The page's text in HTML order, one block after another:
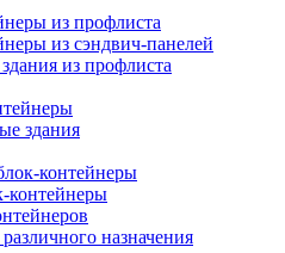
из профлиста
из сэндвич-панелей
из профлиста
здания
контейнеры
контейнеры
назначения